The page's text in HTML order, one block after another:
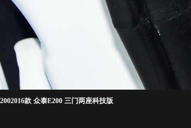
款 众泰E200 三门两座科技版